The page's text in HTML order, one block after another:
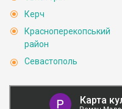
Керч
Красноперекопський
район
Севастополь